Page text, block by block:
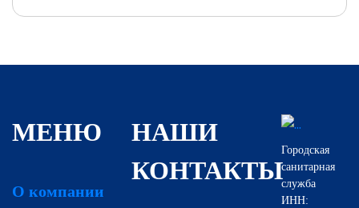
МЕНЮ
О компании
НАШИ
КОНТАКТЫ
Городская
санитарная
служба
ИНН: